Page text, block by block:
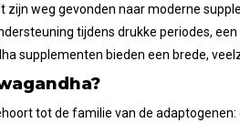
zijn weg gevonden naar moderne
tijdens drukke periodes,
supplementen bieden een brede,
tot de familie van de